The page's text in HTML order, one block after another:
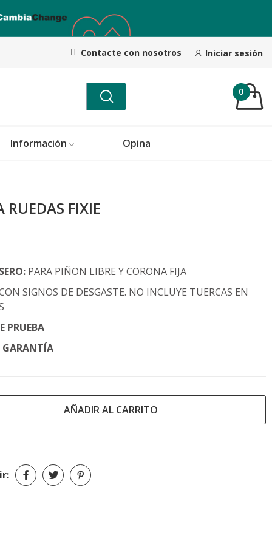
Contacte con nosotros Iniciar sesión
0
Información Opina
RUEDAS FIXIE
PARA PIÑON LIBRE Y CORONA FIJA
SIGNOS DE DESGASTE. NO INCLUYE TUERCAS EN
PRUEBA
GARANTÍA
AÑADIR AL CARRITO